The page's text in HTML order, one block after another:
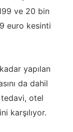
ve 20 bin
euro kesinti
yapılan
da dahil
otel
karşılıyor.